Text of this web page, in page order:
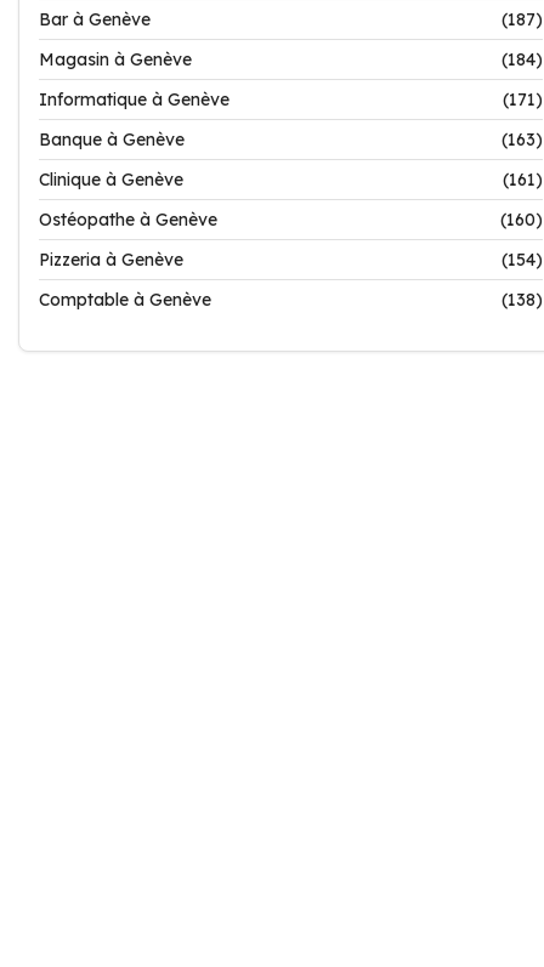
Bar à Genève
(187)
Magasin à Genève
(184)
Informatique à Genève
(171)
Banque à Genève
(163)
Clinique à Genève
(161)
Ostéopathe à Genève
(160)
Pizzeria à Genève
(154)
Comptable à Genève
(138)